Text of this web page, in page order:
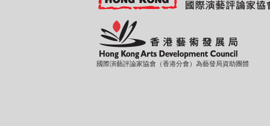
國際演藝評論家協會（香港分會）為藝發局資助團體